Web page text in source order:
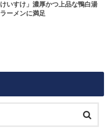
けいすけ」濃厚かつ上品な鴨白湯
ラーメンに満足